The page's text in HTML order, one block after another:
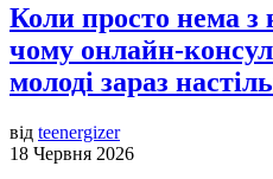
Коли просто нема з
чому онлайн-
молоді зараз
від teenergizer
18 Червня 2026